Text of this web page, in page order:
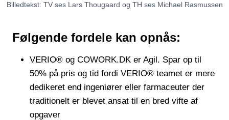
Billedtekst: TV ses Lars Thougaard og TH ses Michael Rasmussen
Følgende fordele kan opnås:
VERIO® og COWORK.DK er Agil. Spar op til
50% på pris og tid fordi VERIO® teamet er mere
dedikeret end ingeniører eller farmaceuter der
traditionelt er blevet ansat til en bred vifte af
opgaver